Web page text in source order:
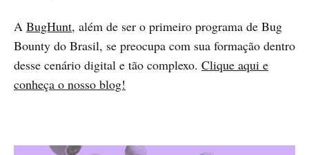
A BugHunt, além de ser o primeiro programa de Bug
Bounty do Brasil, se preocupa com sua formação dentro
desse cenário digital e tão complexo. Clique aqui e
conheça o nosso blog!